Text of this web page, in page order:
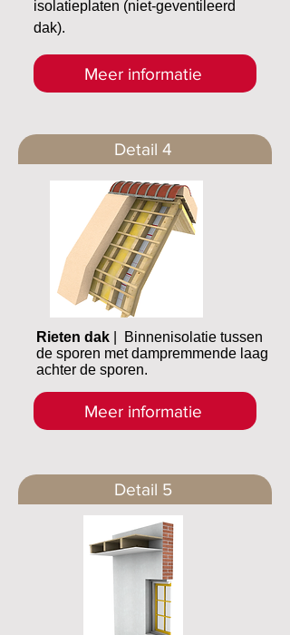
isolatieplaten (niet-geventileerd
dak).
Meer informatie
Detail 4
Rieten dak | Binnenisolatie tussen
de sporen met dampremmende laag
achter de sporen.
Meer informatie
Detail 5